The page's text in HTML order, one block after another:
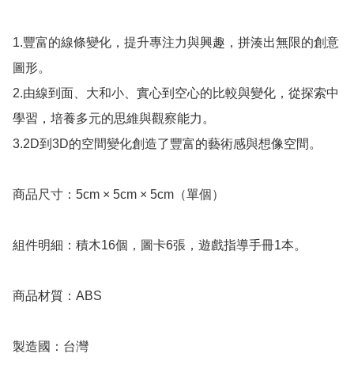
1.豐富的線條變化，提升專注力與興趣，拼湊出無限的創意
圖形。
2.由線到面、大和小、實心到空心的比較與變化，從探索中
學習，培養多元的思維與觀察能力。
3.2D到3D的空間變化創造了豐富的藝術感與想像空間。
商品尺寸：5cm × 5cm × 5cm（單個）
組件明細：積木16個，圖卡6張，遊戲指導手冊1本。
商品材質：ABS
製造國：台灣